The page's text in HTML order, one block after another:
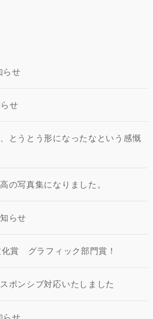
らせ
せ
とうとう形になったなという感慨
の写真集になりました。
らせ
賞 グラフィック部門賞！
ポンシブ対応いたしました